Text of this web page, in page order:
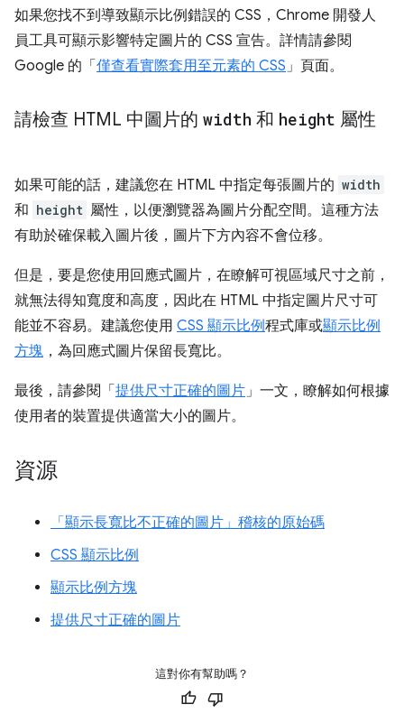
如果您找不到導致顯示比例錯誤的 CSS，Chrome 開發人
員工具可顯示影響特定圖片的 CSS 宣告。詳情請參閱
Google 的「 僅查看實際套用至元素的 CSS」頁面。
請檢查 HTML 中圖片的 width 和 height 屬性
如果可能的話，建議您在 HTML 中指定每張圖片的 width
和 height 屬性，以便瀏覽器為圖片分配空間。這種方法
有助於確保載入圖片後，圖片下方內容不會位移。
但是，要是您使用回應式圖片，在瞭解可視區域尺寸之前，
就無法得知寬度和高度，因此在 HTML 中指定圖片尺寸可
能並不容易。建議您使用 CSS 顯示比例程式庫或顯示比例
方塊 ，為回應式圖片保留長寬比。
最後，請參閱「 提供尺寸正確的圖片」一文，瞭解如何根據
使用者的裝置提供適當大小的圖片。
資源
「顯示長寬比不正確的圖片」 稽核的原始碼
CSS 顯示比例
顯示比例方塊
提供尺寸正確的圖片
這對你有幫助嗎？